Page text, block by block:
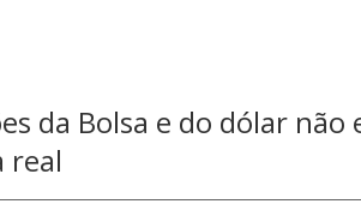
da Bolsa e do dólar não
real